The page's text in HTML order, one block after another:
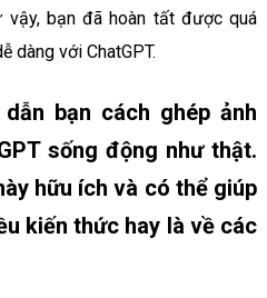
bạn đã hoàn tất được quá
dàng với ChatGPT.
bạn cách ghép ảnh
sống động như thật.
hữu ích và có thể giúp
kiến thức hay là về các